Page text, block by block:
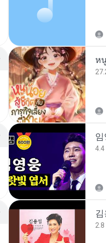
4.4
2.8